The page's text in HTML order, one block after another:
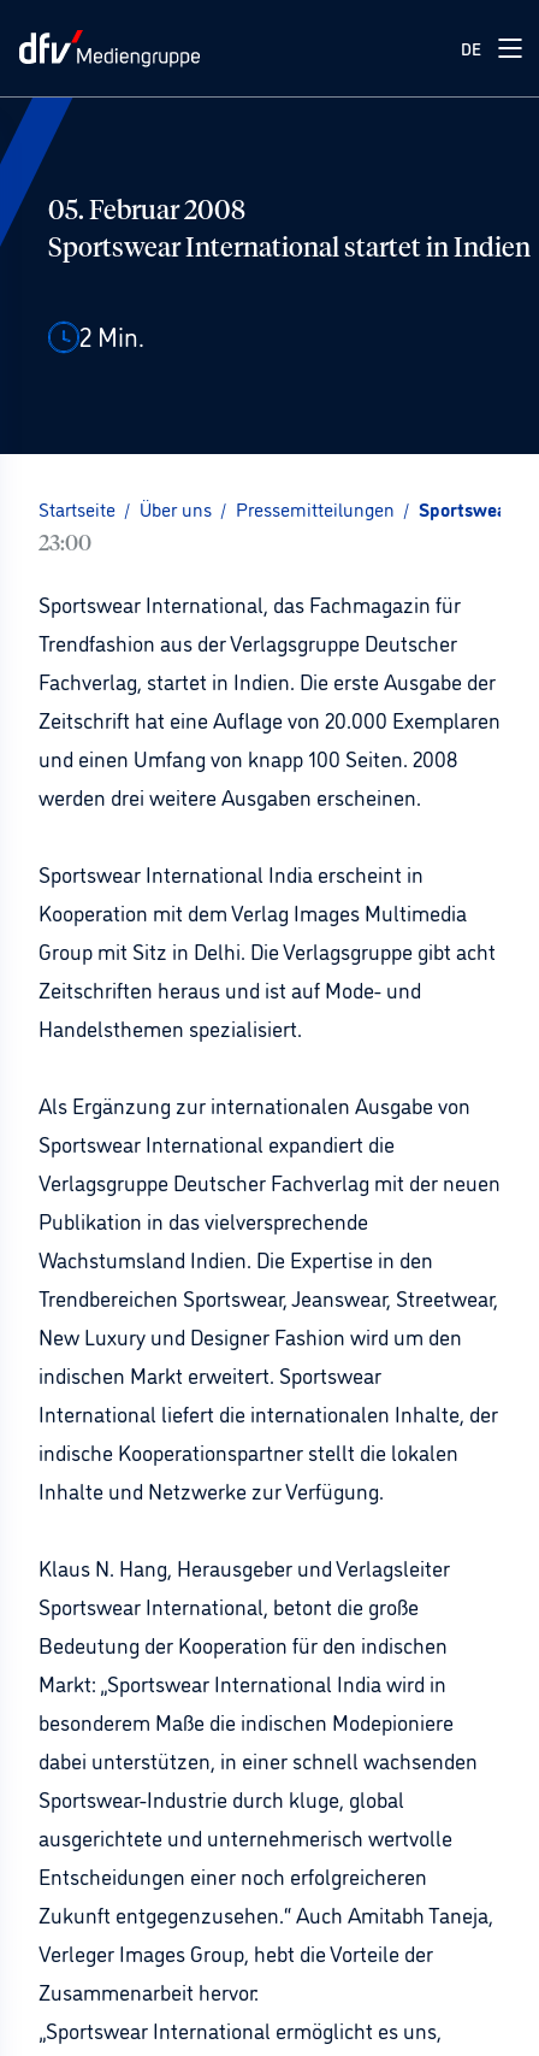
DE
05. Februar 2008
Sportswear International startet in Indien
2 Min.
Startseite / Über uns / Pressemitteilungen / Sportswear
23:00
Sportswear International, das Fachmagazin für
Trendfashion aus der Verlagsgruppe Deutscher
Fachverlag, startet in Indien. Die erste Ausgabe der
Zeitschrift hat eine Auflage von 20.000 Exemplaren
und einen Umfang von knapp 100 Seiten. 2008
werden drei weitere Ausgaben erscheinen.
Sportswear International India erscheint in
Kooperation mit dem Verlag Images Multimedia
Group mit Sitz in Delhi. Die Verlagsgruppe gibt acht
Zeitschriften heraus und ist auf Mode- und
Handelsthemen spezialisiert.
Als Ergänzung zur internationalen Ausgabe von
Sportswear International expandiert die
Verlagsgruppe Deutscher Fachverlag mit der neuen
Publikation in das vielversprechende
Wachstumsland Indien. Die Expertise in den
Trendbereichen Sportswear, Jeanswear, Streetwear,
New Luxury und Designer Fashion wird um den
indischen Markt erweitert. Sportswear
International liefert die internationalen Inhalte, der
indische Kooperationspartner stellt die lokalen
Inhalte und Netzwerke zur Verfügung.
Klaus N. Hang, Herausgeber und Verlagsleiter
Sportswear International, betont die große
Bedeutung der Kooperation für den indischen
Markt: „Sportswear International India wird in
besonderem Maße die indischen Modepioniere
dabei unterstützen, in einer schnell wachsenden
Sportswear-Industrie durch kluge, global
ausgerichtete und unternehmerisch wertvolle
Entscheidungen einer noch erfolgreicheren
Zukunft entgegenzusehen.“ Auch Amitabh Taneja,
Verleger Images Group, hebt die Vorteile der
Zusammenarbeit hervor:
„Sportswear International ermöglicht es uns,